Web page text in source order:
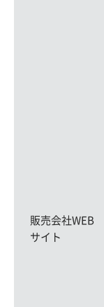
販売会社WEB
サイト